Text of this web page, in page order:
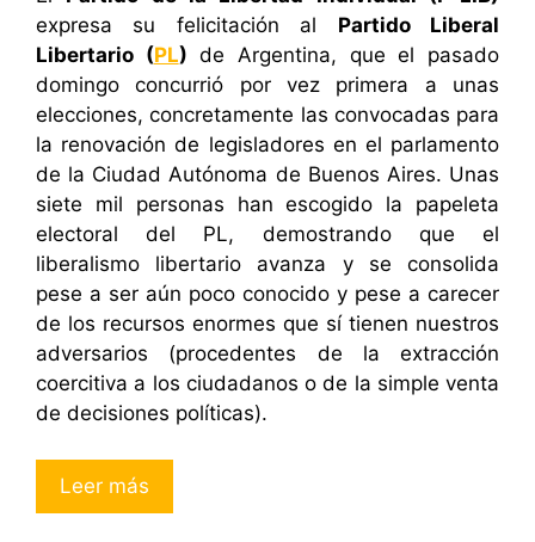
expresa su felicitación al Partido Liberal
Libertario (PL) de Argentina, que el pasado
domingo concurrió por vez primera a unas
elecciones, concretamente las convocadas para
la renovación de legisladores en el parlamento
de la Ciudad Autónoma de Buenos Aires. Unas
siete mil personas han escogido la papeleta
electoral del PL, demostrando que el
liberalismo libertario avanza y se consolida
pese a ser aún poco conocido y pese a carecer
de los recursos enormes que sí tienen nuestros
adversarios (procedentes de la extracción
coercitiva a los ciudadanos o de la simple venta
de decisiones políticas).
Leer más